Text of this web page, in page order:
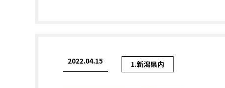
2022.04.15 1.新潟県内